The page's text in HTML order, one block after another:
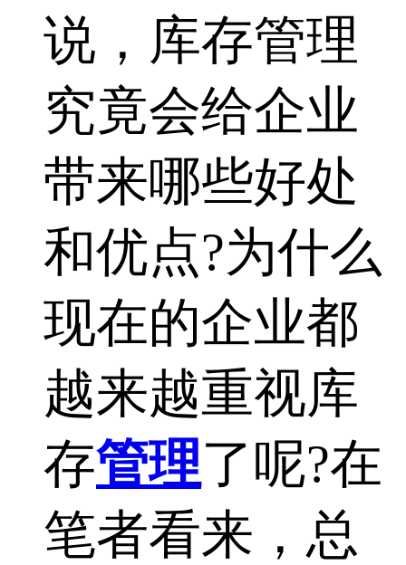
说，库存管理
究竟会给企业
带来哪些好处
和优点?为什么
现在的企业都
越来越重视库
存管理了呢?在
笔者看来，总